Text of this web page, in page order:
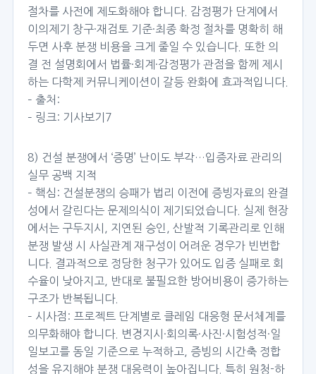
절차를 사전에 제도화해야 합니다. 감정평가 단계에서
이의제기 창구·재검토 기준·최종 확정 절차를 명확히 해
두면 사후 분쟁 비용을 크게 줄일 수 있습니다. 또한 의
결 전 설명회에서 법률·회계·감정평가 관점을 함께 제시
하는 다학제 커뮤니케이션이 갈등 완화에 효과적입니다.
– 출처:
– 링크: 기사보기7
8) 건설 분쟁에서 ‘증명’ 난이도 부각…입증자료 관리의
실무 공백 지적
– 핵심: 건설분쟁의 승패가 법리 이전에 증빙자료의 완결
성에서 갈린다는 문제의식이 제기되었습니다. 실제 현장
에서는 구두지시, 지연된 승인, 산발적 기록관리로 인해
분쟁 발생 시 사실관계 재구성이 어려운 경우가 빈번합
니다. 결과적으로 정당한 청구가 있어도 입증 실패로 회
수율이 낮아지고, 반대로 불필요한 방어비용이 증가하는
구조가 반복됩니다.
– 시사점: 프로젝트 단계별로 클레임 대응형 문서체계를
의무화해야 합니다. 변경지시·회의록·사진·시험성적·일
일보고를 동일 기준으로 누적하고, 증빙의 시간축 정합
성을 유지해야 분쟁 대응력이 높아집니다. 특히 원청-하